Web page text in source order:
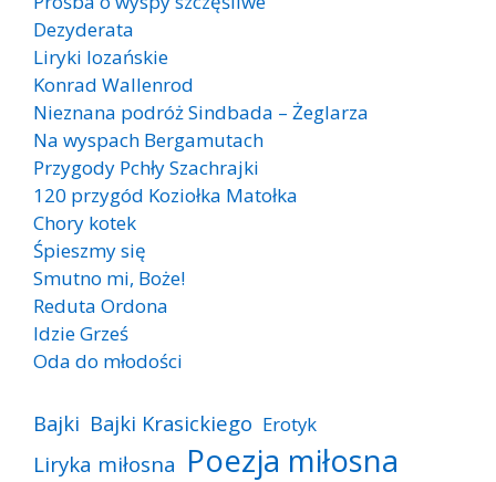
Dezyderata
Liryki lozańskie
Konrad Wallenrod
Nieznana podróż Sindbada – Żeglarza
Na wyspach Bergamutach
Przygody Pchły Szachrajki
120 przygód Koziołka Matołka
Chory kotek
Śpieszmy się
Smutno mi, Boże!
Reduta Ordona
Idzie Grześ
Oda do młodości
Bajki Bajki Krasickiego Erotyk
Liryka miłosna Poezja miłosna